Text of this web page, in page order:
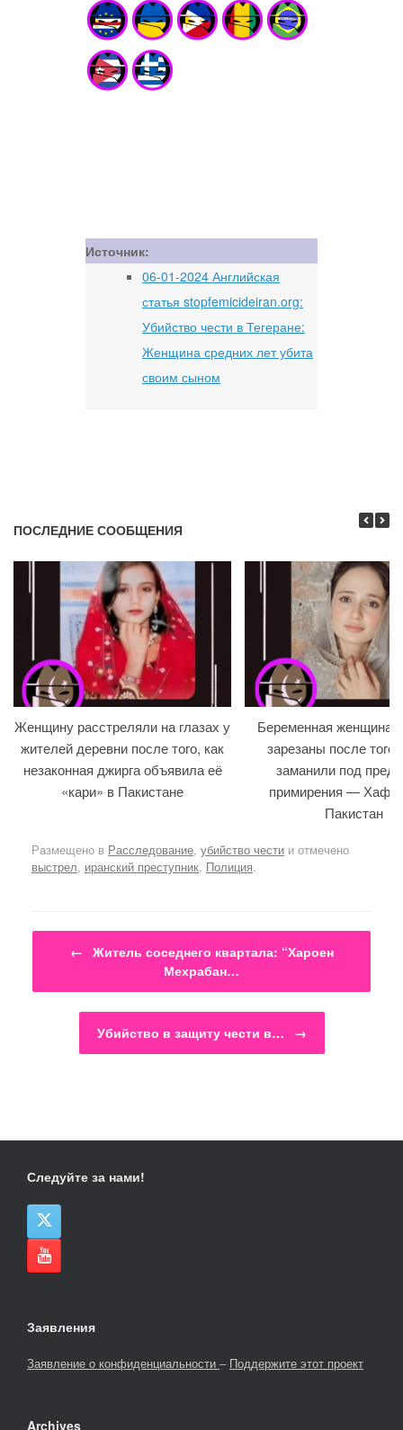
Источник:
06-01-2024 Английская
статья stopfemicideiran.org:
Убийство чести в Тегеране:
Женщина средних лет убита
своим сыном
ПОСЛЕДНИЕ СООБЩЕНИЯ
Женщину расстреляли на глазах у
жителей деревни после того, как
незаконная джирга объявила её
«кари» в Пакистане
Беременная женщина
зарезаны после того,
заманили под
примирения —
Пакистан
Размещено в Расследование, убийство чести и отмечено
выстрел, иранский преступник, Полиция.
Навигация по записям
← Житель соседнего квартала: “Хароен
Мехрабан…
Убийство в защиту чести в… →
Следуйте за нами!
Заявления
Заявление о конфиденциальности – Поддержите этот проект
Archives